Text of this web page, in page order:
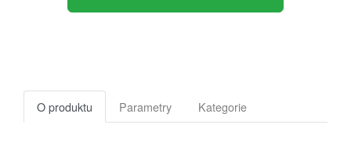
O produktu Parametry Kategorie